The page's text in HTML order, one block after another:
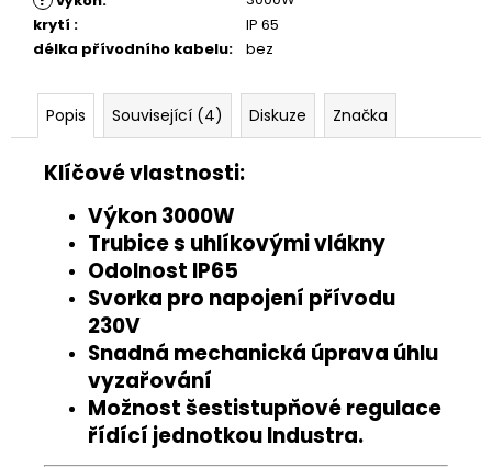
krytí :
IP 65
délka přívodního kabelu: bez
Popis Související (4) Diskuze Značka
Klíčové vlastnosti:
Výkon 3000W
Trubice s uhlíkovými vlákny
Odolnost IP65
Svorka pro napojení přívodu
230V
Snadná mechanická úprava úhlu
vyzařování
Možnost šestistupňové regulace
řídící jednotkou Industra.